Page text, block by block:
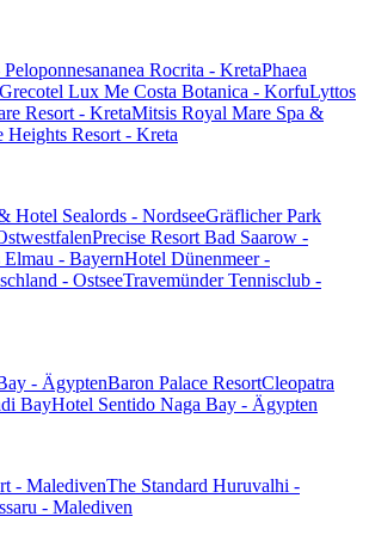
ananea Rocrita - KretaPhaea
Grecotel Lux Me Costa Botanica - KorfuLyttos
Resort - KretaMitsis Royal Mare Spa &
Heights Resort - Kreta
Hotel Sealords - NordseeGräflicher Park
Precise Resort Bad Saarow -
Elmau - BayernHotel Dünenmeer -
- OstseeTravemünder Tennisclub -
- ÄgyptenBaron Palace ResortCleopatra
BayHotel Sentido Naga Bay - Ägypten
- MaledivenThe Standard Huruvalhi -
- Malediven